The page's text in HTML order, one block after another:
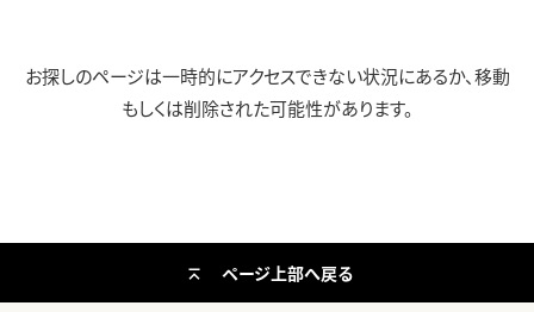
お探しのページは一時的にアクセスできない状況にあるか、移動
もしくは削除された可能性があります。
ページ上部へ戻る